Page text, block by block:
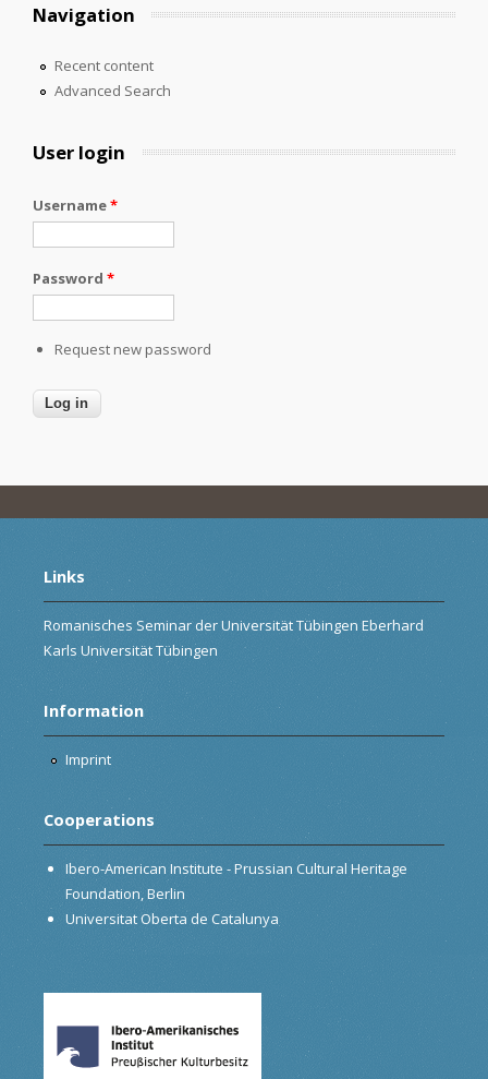
Navigation
Recent content
Advanced Search
User login
Username*
Password *
Request new password
Links
Romanisches Seminar der Universität Tübingen Eberhard
Karls Universität Tübingen
Information
Imprint
Cooperations
Ibero-American Institute - Prussian Cultural Heritage
Foundation, Berlin
Universitat Oberta de Catalunya